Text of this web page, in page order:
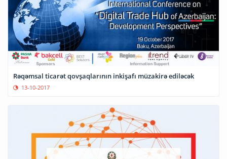
Rəqəmsal ticarət qovşaqlarının inkişafı müzakirə ediləcək
13-10-2017